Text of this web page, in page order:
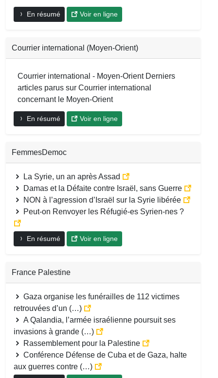
En résumé Voir en ligne
Courrier international (Moyen-Orient)
Courrier international - Moyen-Orient Derniers
articles parus sur Courrier international
concernant le Moyen-Orient
En résumé Voir en ligne
FemmesDemoc
La Syrie, un an après Assad
Damas et la Défaite contre Israël, sans Guerre
NON à l’agression d’Israël sur la Syrie libérée
Peut-on Renvoyer les Réfugié-es Syrien-nes ?
En résumé Voir en ligne
France Palestine
Gaza organise les funérailles de 112 victimes
retrouvées d’un (…)
A Qalandia, l’armée israélienne poursuit ses
invasions à grande (…)
Rassemblement pour la Palestine
Conférence Défense de Cuba et de Gaza, halte
aux guerres contre (…)